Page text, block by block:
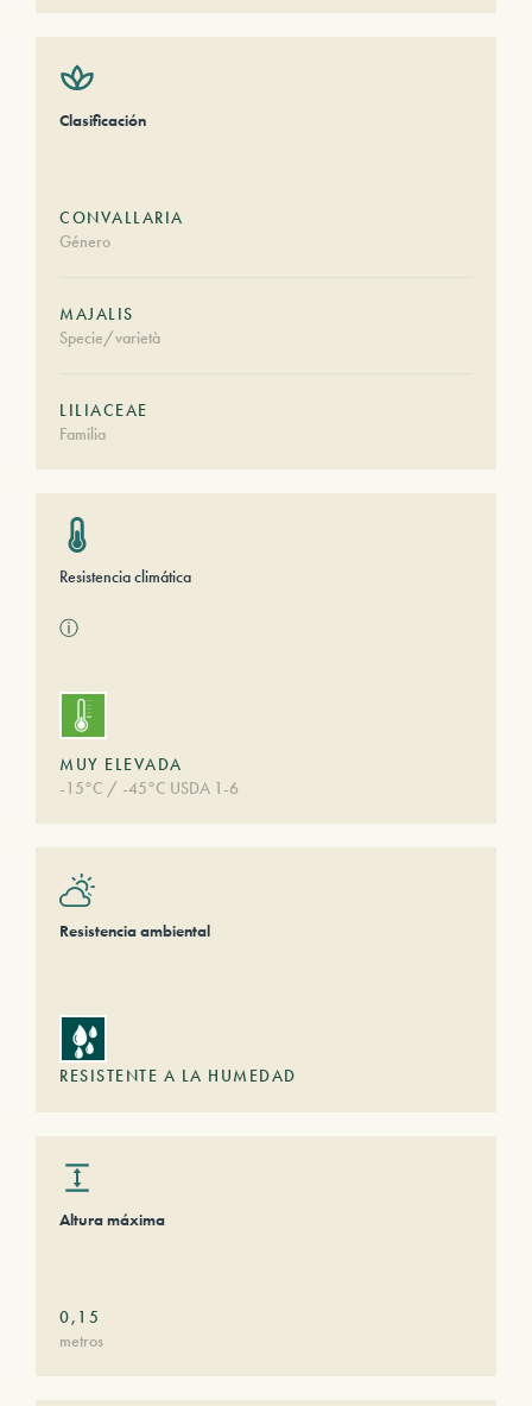
Clasificación
CONVALLARIA
Género
MAJALIS
Specie/varietà
LILIACEAE
Familia
Resistencia climática
ⓘ
MUY ELEVADA
-15°C / -45°C USDA 1-6
Resistencia ambiental
RESISTENTE A LA HUMEDAD
Altura máxima
0,15
metros